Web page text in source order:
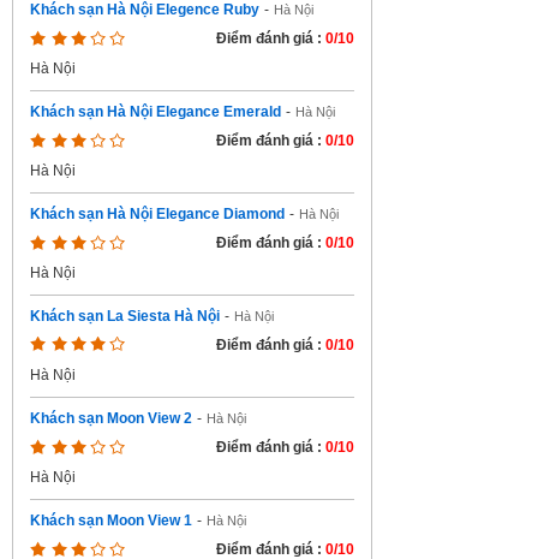
Khách sạn Hà Nội Elegence Ruby - Hà Nội
Điểm đánh giá : 0/10
Hà Nội
Khách sạn Hà Nội Elegance Emerald - Hà Nội
Điểm đánh giá : 0/10
Hà Nội
Khách sạn Hà Nội Elegance Diamond - Hà Nội
Điểm đánh giá : 0/10
Hà Nội
Khách sạn La Siesta Hà Nội - Hà Nội
Điểm đánh giá : 0/10
Hà Nội
Khách sạn Moon View 2 - Hà Nội
Điểm đánh giá : 0/10
Hà Nội
Khách sạn Moon View 1 - Hà Nội
Điểm đánh giá : 0/10